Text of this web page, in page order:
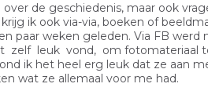
de geschiedenis, maar ook
ik ook via-via, boeken of
paar weken geleden. Via FB
leuk vond, om fotomateriaal
ik het heel erg leuk dat ze aan
wat ze allemaal voor me had.